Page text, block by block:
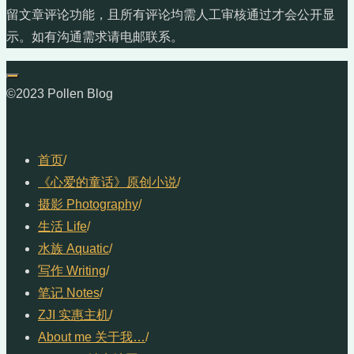
留文章评论功能，且所有评论均需人工审核通过才会公开显
示。如有沟通需求请电邮联系。
©2023 Pollen Blog
首页/
《心爱的童话》原创小说/
摄影 Photography/
生活 Life/
水族 Aquatic/
写作 Writing/
笔记 Notes/
ZJI 实惠主机/
About me 关于我…/